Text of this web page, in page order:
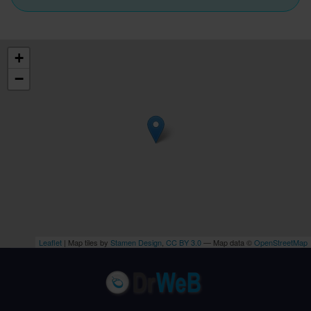
+
−
Leaflet | Map tiles by Stamen Design CC BY 3.0— Map data © OpenStreetMap